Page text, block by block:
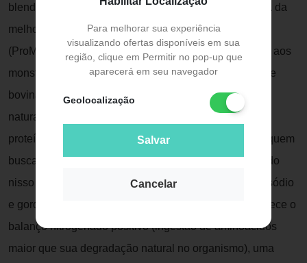
Para melhorar sua experiência
visualizando ofertas disponíveis em sua
região, clique em Permitir no pop-up que
aparecerá em seu navegador
Geolocalização
Salvar
Cancelar
blend exclusivo de proteína isolada de carne bovina
da
melhor qualidade e peptídeos de colágeno
(ProMyoBlend®), com um excelente aporte nutricional aos
monstros de verdade que buscam crescimento. A carne
bovina, além do alto valor biológico, concentra
naturalmente elevados índices de creatina, assim, as
proteínas dessa origem são bastante favoráveis para quem
busca
ganhos em força e massa muscular, pensando
nisso a Darkness criou o Carnibol, com baixo teor de sódio
e gorduras, livre de lactose, seu perfil nutricional favorece o
balanço nitrogenado positivo (ingestão de aminoácidos
maior que sua degradação natural no organismo), uma